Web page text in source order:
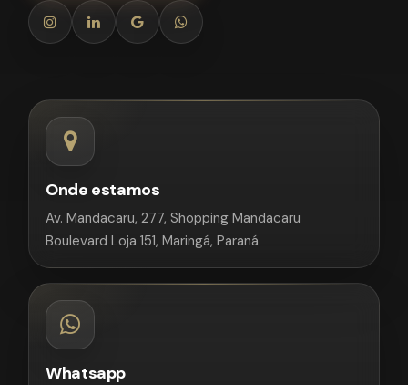
Onde estamos
Av. Mandacaru, 277, Shopping Mandacaru
Boulevard Loja 151, Maringá, Paraná
Whatsapp